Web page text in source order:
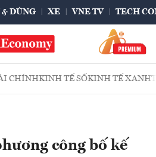
DÙNG XE VNE TV TECH
CHÍNHKINH TẾ SỐKINH TẾ XANH
công bố kế